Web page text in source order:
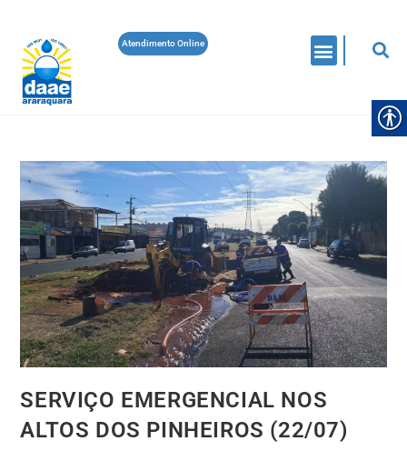
Atendimento Online
SERVIÇO EMERGENCIAL NOS
ALTOS DOS PINHEIROS (22/07)